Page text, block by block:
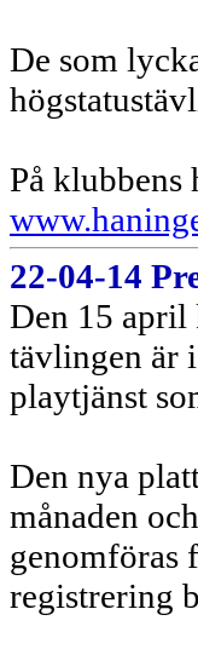
De som
På klubbens
22-04-14
Den 15 april
tävlingen är
playtjänst
Den nya
månaden
genomföras
registrering